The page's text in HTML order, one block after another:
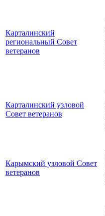
Карталинский
региональный Совет
ветеранов
Карталинский узловой
Совет ветеранов
Карымский узловой Совет
ветеранов